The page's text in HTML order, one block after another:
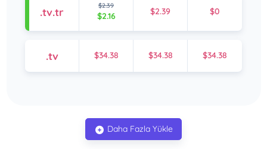
.tv.tr $2.39
$2.16 $2.39 $0
.tv $34.38 $34.38 $34.38
Daha Fazla Yükle